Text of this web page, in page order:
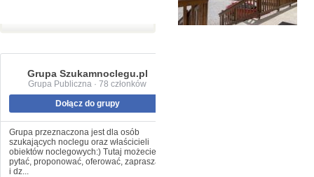
Grupa Szukamnoclegu.pl
Grupa Publiczna · 78 członków
Dołącz do grupy
Grupa przeznaczona jest dla osób
szukających noclegu oraz właścicieli
obiektów noclegowych:) Tutaj możecie
pytać, proponować, oferować, zapraszać
i dz...